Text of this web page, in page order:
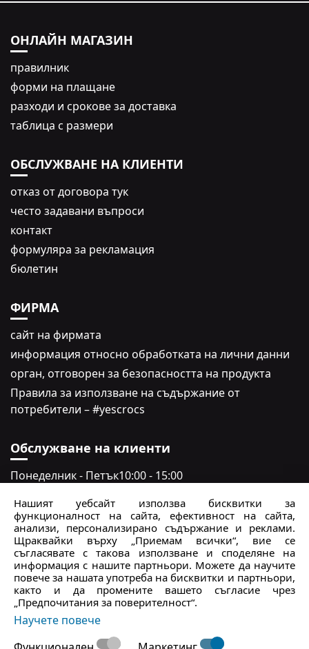
ОНЛАЙН МАГАЗИН
правилник
форми на плащане
разходи и срокове за доставка
таблица с размери
ОБСЛУЖВАНЕ НА КЛИЕНТИ
oтказ от договора тук
често задавани въпроси
контакт
формуляра за рекламация
бюлетин
ФИРМА
сайт на фирмата
информация относно обработката на лични данни
oрган, отговорен за безопасността на продукта
Правила за използване на съдържание от
потребители – #yescrocs
Обслужване на клиенти
Понеделник - Петък10:00 - 15:00
crocs.bg@intersocks.pl
+359
Изпрати
ПриемамПолитиката за поверителност
Нашият уебсайт използва бисквитки за
функционалност на сайта, ефективност на сайта,
анализи, персонализирано съдържание и реклами.
Щраквайки върху „Приемам всички“, вие се
съгласявате с такова използване и споделяне на
информация с нашите партньори. Можете да научите
повече за нашата употреба на бисквитки и партньори,
както и да промените вашето съгласие чрез
„Предпочитания за поверителност“.
Научете повече